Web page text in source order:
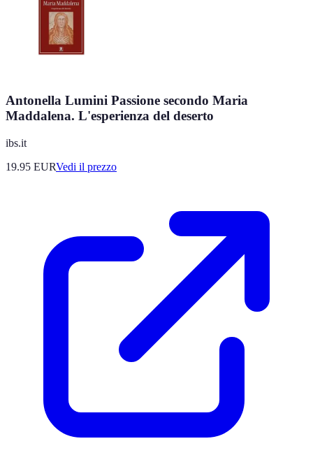
Antonella Lumini Passione secondo Maria
Maddalena. L'esperienza del deserto
ibs.it
19.95 EURVedi il prezzo